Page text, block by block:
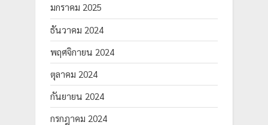
มกราคม 2025
ธันวาคม 2024
พฤศจิกายน 2024
ตุลาคม 2024
กันยายน 2024
กรกฎาคม 2024